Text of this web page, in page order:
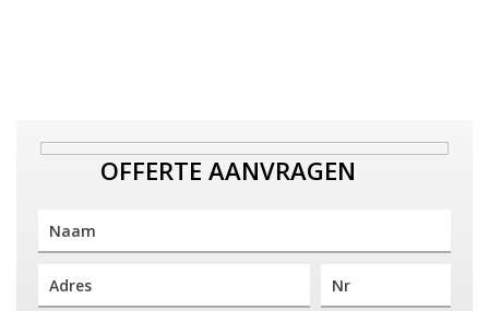
OFFERTE AANVRAGEN